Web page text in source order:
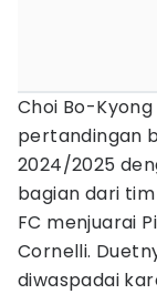
Choi Bo-
pertandingan
2024/2025
bagian dari
FC menjuarai
Cornelli.
diwaspadai